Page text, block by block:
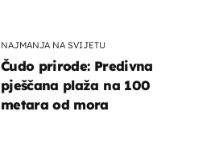
NAJMANJA NA SVIJETU
Čudo prirode: Predivna
pješčana plaža na 100
metara od mora